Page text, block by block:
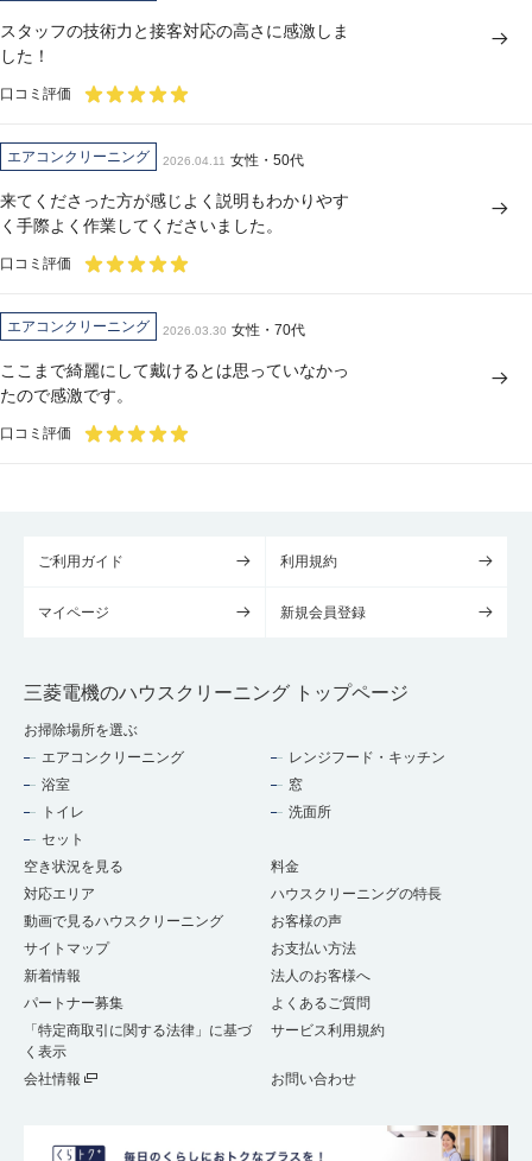
スタッフの技術力と接客対応の高さに感激しま
した！
口コミ評価
エアコンクリーニング 2026.04.11 女性・50代
来てくださった方が感じよく説明もわかりやす
く手際よく作業してくださいました。
口コミ評価
エアコンクリーニング 2026.03.30 女性・70代
ここまで綺麗にして戴けるとは思っていなかっ
たので感激です。
口コミ評価
ご利用ガイド 利用規約
マイページ 新規会員登録
三菱電機のハウスクリーニング トップページ
お掃除場所を選ぶ
エアコンクリーニング
レンジフード・キッチン
浴室
窓
トイレ
洗面所
セット
空き状況を見る
料金
対応エリア
ハウスクリーニングの特長
動画で見るハウスクリーニング
お客様の声
サイトマップ
お支払い方法
新着情報
法人のお客様へ
パートナー募集
よくあるご質問
「特定商取引に関する法律」に基づ
く表示
サービス利用規約
会社情報 お問い合わせ